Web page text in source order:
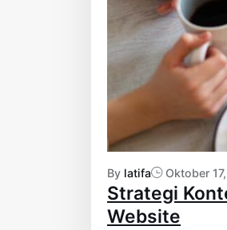
By latifa Oktober
Strategi
Website